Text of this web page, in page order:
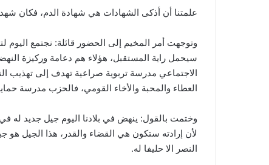
علمتنا أن أذكى الشهادات هي شهادة الدم، فكان
وتوجهت أمر المخيم إلى الحضور قائلة: نجتمع اليوم
سيحمل راية المستقبل، هؤلاء هم دعامة وركيزة
الاجتماعي مدرسة تربوية صراعية تهدف إلى تهذيب
العطاء والمحبة والأخاء القومي، فالحزب مدرسة
وختمت بالقول: ينهض في بلادنا اليوم جيل جديد له
لأن إرادته ستكون هي القضاء والقدر، هذا الجيل
النصر الا حليفا له.